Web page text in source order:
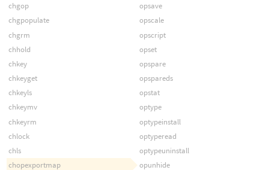
chgop
chgpopulate
chgrm
chhold
chkey
chkeyget
chkeyls
chkeymv
chkeyrm
chlock
chls
chopexportmap
opsave
opscale
opscript
opset
opspare
opspareds
opstat
optype
optypeinstall
optyperead
optypeuninstall
opunhide